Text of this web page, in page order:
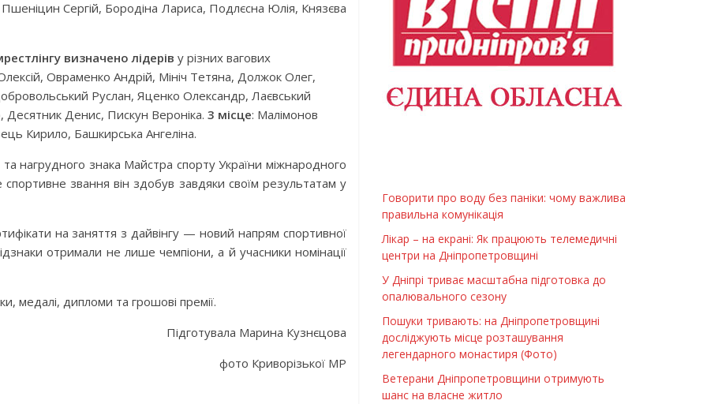
Сергій, Бородіна Лариса, Подлєсна Юлія, Князєва
визначено лідерів у різних вагових
Овраменко Андрій, Мініч Тетяна, Должок Олег,
Руслан, Яценко Олександр, Лаєвський
Денис, Пискун Вероніка. 3 місце: Малімонов
Кирило, Башкирська Ангеліна.
нагрудного знака Майстра спорту України міжнародного
звання він здобув завдяки своїм результатам у
на заняття з дайвінгу — новий напрям спортивної
отримали не лише чемпіони, а й учасники номінації
медалі, дипломи та грошові премії.
Підготувала Марина Кузнєцова
фото Криворізької МР
Говорити про воду без паніки: чому важлива
правильна комунікація
Лікар – на екрані: Як працюють телемедичні
центри на Дніпропетровщині
У Дніпрі триває масштабна підготовка до
опалювального сезону
Пошуки тривають: на Дніпропетровщині
досліджують місце розташування
легендарного монастиря (Фото)
Ветерани Дніпропетровщини отримують
шанс на власне житло